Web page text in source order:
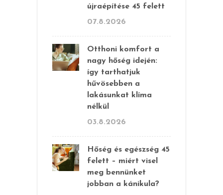
újraépítése 45 felett
07.8.2026
Otthoni komfort a
nagy hőség idején:
így tarthatjuk
hűvösebben a
lakásunkat klíma
nélkül
03.8.2026
Hőség és egészség 45
felett – miért visel
meg bennünket
jobban a kánikula?